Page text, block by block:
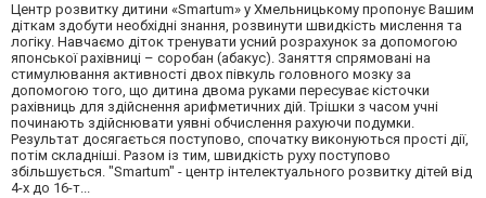
Центр розвитку дитини «Smartum» у Хмельницькому пропонує Вашим
діткам здобути необхідні знання, розвинути швидкість мислення та
логіку. Навчаємо діток тренувати усний розрахунок за допомогою
японської рахівниці – соробан (абакус). Заняття спрямовані на
стимулювання активності двох півкуль головного мозку за
допомогою того, що дитина двома руками пересуває кісточки
рахівниць для здійснення арифметичних дій. Трішки з часом учні
починають здійснювати уявні обчислення рахуючи подумки.
Результат досягається поступово, спочатку виконуються прості дії,
потім складніші. Разом із тим, швидкість руху поступово
збільшується. "Smartum" - центр інтелектуального розвитку дітей від
4-х до 16-т...